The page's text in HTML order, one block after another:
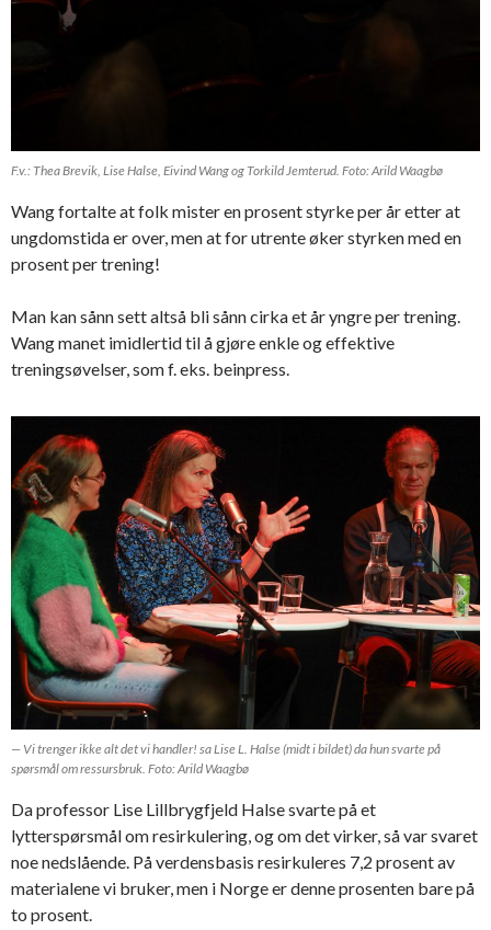
F.v.: Thea Brevik, Lise Halse, Eivind Wang og Torkild Jemterud. Foto: Arild Waagbø
Wang fortalte at folk mister en prosent styrke per år etter at
ungdomstida er over, men at for utrente øker styrken med en
prosent per trening!
Man kan sånn sett altså bli sånn cirka et år yngre per trening.
Wang manet imidlertid til å gjøre enkle og effektive
treningsøvelser, som f. eks. beinpress.
— Vi trenger ikke alt det vi handler! sa Lise L. Halse (midt i bildet) da hun svarte på
spørsmål om ressursbruk. Foto: Arild Waagbø
Da professor Lise Lillbrygfjeld Halse svarte på et
lytterspørsmål om resirkulering, og om det virker, så var svaret
noe nedslående. På verdensbasis resirkuleres 7,2 prosent av
materialene vi bruker, men i Norge er denne prosenten bare på
to prosent.